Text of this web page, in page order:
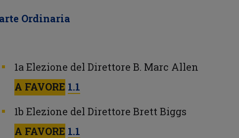
Ordinaria
1a Elezione del Direttore B. Marc Allen
A FAVORE 1.1
1b Elezione del Direttore Brett Biggs
A FAVORE 1.1